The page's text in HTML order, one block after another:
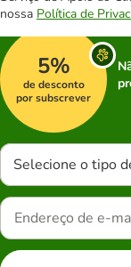
nossa Política de
5%
de desconto
por subscrever
Selecione o tipo